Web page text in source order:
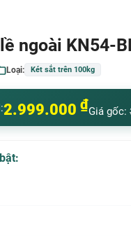
ngoài KN54-
Loại: Két sắt trên 100kg
2.999.000 ₫Giá gốc: